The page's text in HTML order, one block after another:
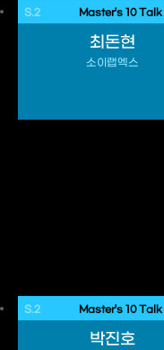
S.2 Master’s 10 Talk
최돈현
소이랩엑스
S.2 Master’s 10 Talk
박진호